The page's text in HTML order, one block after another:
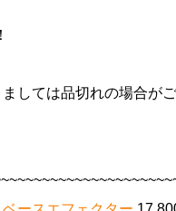
しては品切れの場合がご